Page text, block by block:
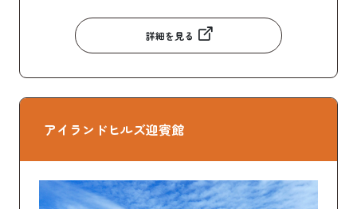
詳細を見る
アイランドヒルズ迎賓館